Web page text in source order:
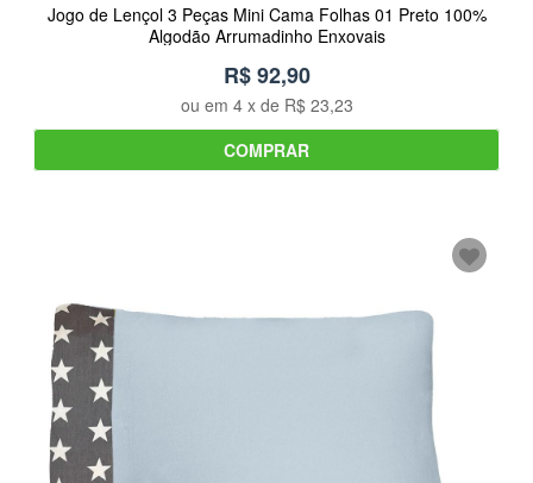
Jogo de Lençol 3 Peças Mini Cama Folhas 01 Preto 100%
Algodão Arrumadinho Enxovais
R$ 92,90
ou em 4x de R$ 23,23
COMPRAR